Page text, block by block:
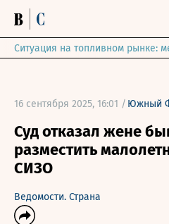
Ситуация на топливном рынке:
16 сентября 2025, 16:01 / Южный
Суд отказал жене
разместить
СИЗО
Ведомости. Страна